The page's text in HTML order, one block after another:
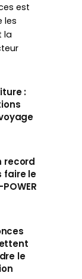
est
les
la
:
record
faire le
le